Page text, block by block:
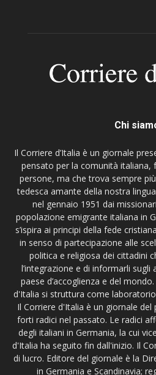
Chi
Il Corriere d’Italia è un giornale
pensato per la comunità italiana,
persone, ma che trova sempre
tedesca amante della nostra
nel gennaio 1951 dai
popolazione emigrante italiana in
s’ispira ai principi della fede
in senso di partecipazione alle
politica e religiosa dei cittadini
l’integrazione e di informarli sugli
paese d’accoglienza e del
d'Italia si struttura come
Il Corriere d'Italia è un giornale
forti radici nel passato. Le radici
degli italiani in Germania, la cui
d'Italia ha seguito fin dall'inizio. Il
di lucro. Editore del giornale è la
in Germania e Scandinavia;